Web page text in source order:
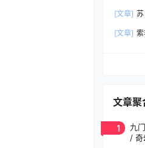
[文章]
[文章]
文章聚
1
九
/ 奇